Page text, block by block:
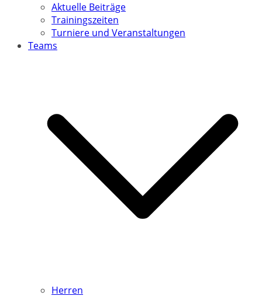
Aktuelle Beiträge
Trainingszeiten
Turniere und Veranstaltungen
Teams
Herren